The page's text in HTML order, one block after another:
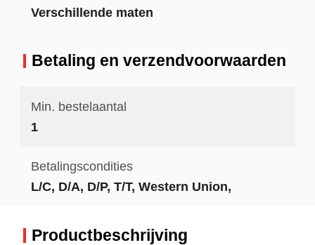
Verschillende maten
Betaling en verzendvoorwaarden
Min. bestelaantal
1
Betalingscondities
L/C, D/A, D/P, T/T, Western Union,
Productbeschrijving